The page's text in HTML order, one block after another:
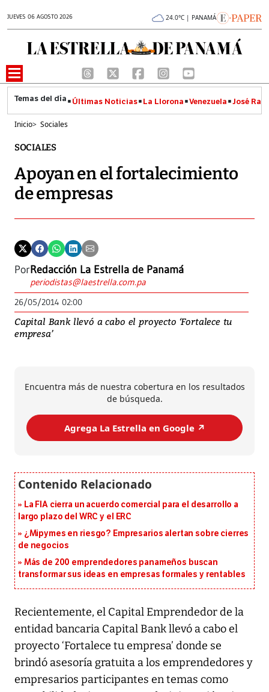
JUEVES 06 AGOSTO 2026 24.0°C | PANAMÁ
Últimas Noticias La Llorona Venezuela José
Inicio> Sociales
SOCIALES
Apoyan en el fortalecimiento
de empresas
PorRedacción La Estrella de Panamá
periodistas@laestrella.com.pa
26/05/2014 02:00
Capital Bank llevó a cabo el proyecto ‘Fortalece tu
empresa’
Encuentra más de nuestra cobertura en los resultados
de búsqueda.
Agrega La Estrella en Google ↗️
La FIA cierra un acuerdo comercial para el desarrollo a
largo plazo del WRC y el ERC
¿Mipymes en riesgo? Empresarios alertan sobre cierres
de negocios
Más de 200 emprendedores panameños buscan
transformar sus ideas en empresas formales y rentables
Recientemente, el Capital Emprendedor de la
entidad bancaria Capital Bank llevó a cabo el
proyecto ‘Fortalece tu empresa’ donde se
brindó asesoría gratuita a los emprendedores y
empresarios participantes en temas como